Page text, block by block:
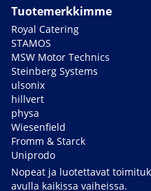
Tuotemerkkimme
Royal Catering
STAMOS
MSW Motor Technics
Steinberg Systems
ulsonix
hillvert
physa
Wiesenfield
Fromm & Starck
Uniprodo
Nopeat ja luotettavat
avulla kaikissa vaiheissa.